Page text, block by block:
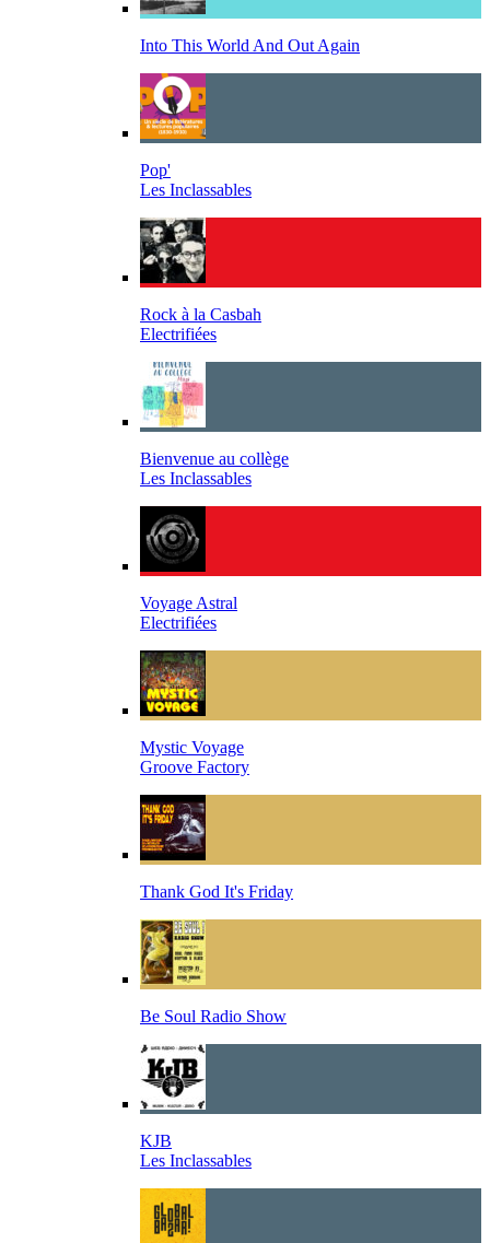
Into This World And Out Again
Pop'
Les Inclassables
Rock à la Casbah
Electrifiées
Bienvenue au collège
Les Inclassables
Voyage Astral
Electrifiées
Mystic Voyage
Groove Factory
Thank God It's Friday
Be Soul Radio Show
KJB
Les Inclassables